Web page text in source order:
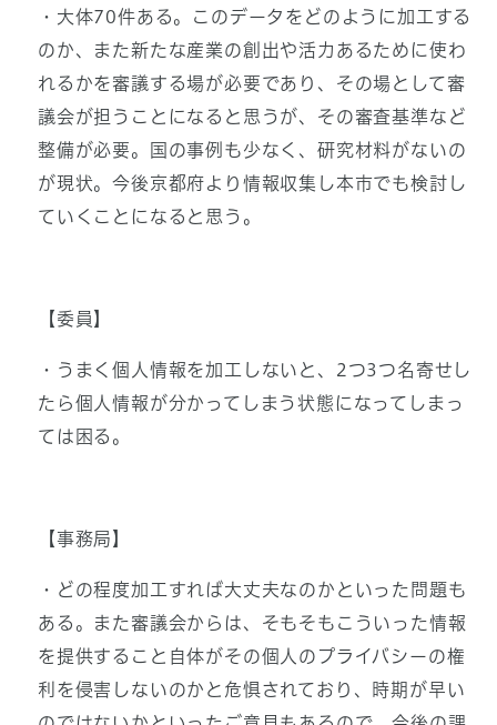
・大体70件ある。このデータをどのように加工する
のか、また新たな産業の創出や活力あるために使わ
れるかを審議する場が必要であり、その場として審
議会が担うことになると思うが、その審査基準など
整備が必要。国の事例も少なく、研究材料がないの
が現状。今後京都府より情報収集し本市でも検討し
ていくことになると思う。
【委員】
・うまく個人情報を加工しないと、2つ3つ名寄せし
たら個人情報が分かってしまう状態になってしまっ
ては困る。
【事務局】
・どの程度加工すれば大丈夫なのかといった問題も
ある。また審議会からは、そもそもこういった情報
を提供すること自体がその個人のプライバシーの権
利を侵害しないのかと危惧されており、時期が早い